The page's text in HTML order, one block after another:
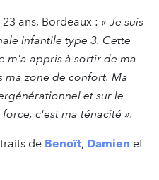
ans, Bordeaux : « Je suis
Infantile type 3. Cette
m'a appris à sortir de ma
ma zone de confort. Ma
et sur le
c'est ma ténacité ».
de Benoît, Damien et